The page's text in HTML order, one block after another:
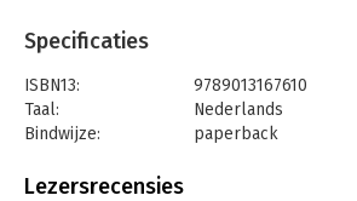
Specificaties
ISBN13:
9789013167610
Taal:
Nederlands
Bindwijze:
paperback
Uitgever:
Lezersrecensies